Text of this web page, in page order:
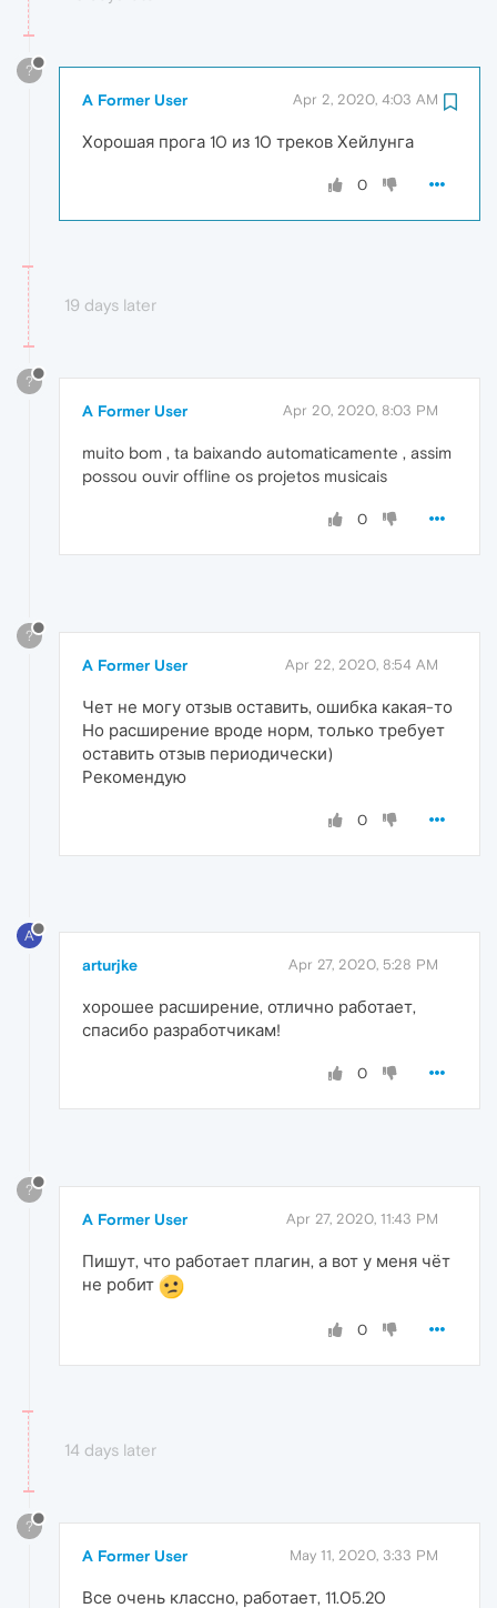
?
A Former User Apr 2, 2020, 4:03 AM
Хорошая прога 10 из 10 треков Хейлунга
0
19 days later
?
A Former User Apr 20, 2020, 8:03 PM
muito bom , ta baixando automaticamente , assim
possou ouvir offline os projetos musicais
0
?
A Former User Apr 22, 2020, 8:54 AM
Чет не могу отзыв оставить, ошибка какая-то
Но расширение вроде норм, только требует
оставить отзыв периодически)
Рекомендую
0
A
arturjke Apr 27, 2020, 5:28 PM
хорошее расширение, отлично работает,
спасибо разработчикам!
0
?
A Former User Apr 27, 2020, 11:43 PM
Пишут, что работает плагин, а вот у меня чёт
не робит
0
14 days later
?
A Former User May 11, 2020, 3:33 PM
Все очень классно, работает, 11.05.20